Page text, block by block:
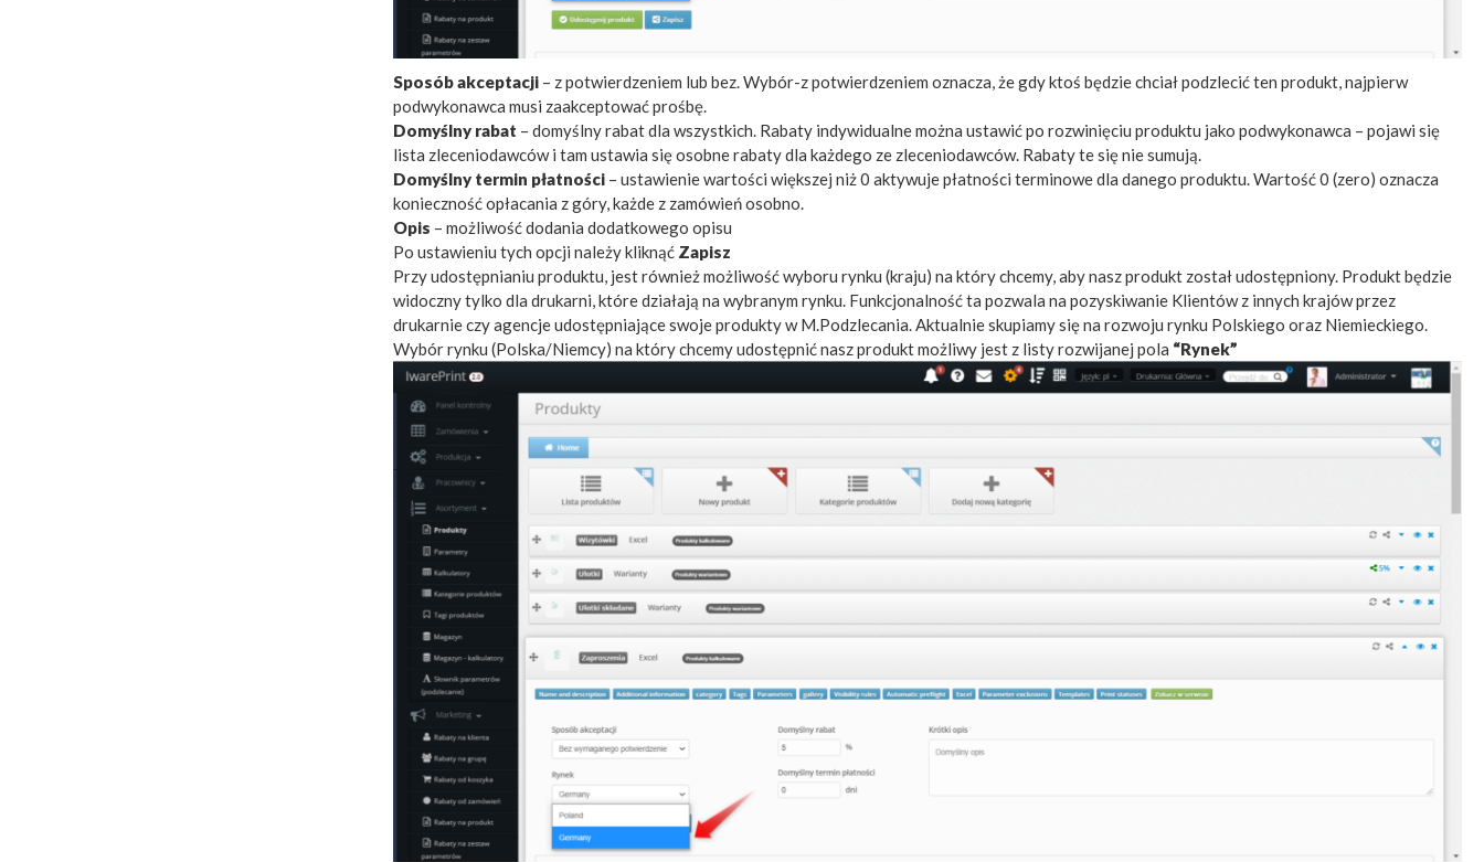
Sposób akceptacji – z potwierdzeniem lub bez. Wybór-z potwierdzeniem oznacza, że gdy ktoś będzie chciał podzlecić ten produkt, najpierw
podwykonawca musi zaakceptować prośbę.
Domyślny rabat – domyślny rabat dla wszystkich. Rabaty indywidualne można ustawić po rozwinięciu produktu jako podwykonawca – pojawi się
lista zleceniodawców i tam ustawia się osobne rabaty dla każdego ze zleceniodawców. Rabaty te się nie sumują.
Domyślny termin płatności – ustawienie wartości większej niż 0 aktywuje płatności terminowe dla danego produktu. Wartość 0 (zero) oznacza
konieczność opłacania z góry, każde z zamówień osobno.
Opis – możliwość dodania dodatkowego opisu
Po ustawieniu tych opcji należy kliknąć Zapisz
Przy udostępnianiu produktu, jest również możliwość wyboru rynku (kraju) na który chcemy, aby nasz produkt został udostępniony. Produkt będzie
widoczny tylko dla drukarni, które działają na wybranym rynku. Funkcjonalność ta pozwala na pozyskiwanie Klientów z innych krajów przez
drukarnie czy agencje udostępniające swoje produkty w M.Podzlecania. Aktualnie skupiamy się na rozwoju rynku Polskiego oraz Niemieckiego.
Wybór rynku (Polska/Niemcy) na który chcemy udostępnić nasz produkt możliwy jest z listy rozwijanej pola “Rynek”